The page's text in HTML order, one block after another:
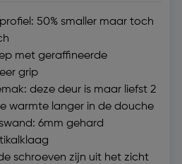
50% smaller maar toch
met geraffineerde
grip
deze deur is maar liefst 2
warmte langer in de douche
6mm gehard
schroeven zijn uit het zicht